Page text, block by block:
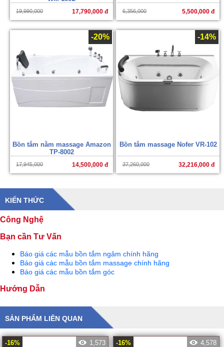
19,990,000 17,790,000 đ 6,356,000 5,500,000 đ
-20%
Bồn tắm nằm massage Amazon
TP-8002
17,945,000 14,500,000 đ
-14%
Bồn tắm massage Nofer VR-102
37,260,000 32,216,000 đ
KIẾN THỨC
Công Nghệ
Bạn cần Tư Vấn
Báo giá các mẫu bồn tắm ngâm chính hãng
Báo giá các mẫu bồn tắm massage chính hãng
Báo giá các mẫu bồn tắm góc
Hướng Dẫn
SẢN PHẨM LIÊN QUAN
-16% 1,573 -16% 4,578